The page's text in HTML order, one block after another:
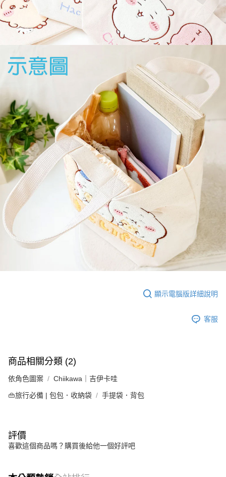
顯示電腦版詳細說明
客服
商品相關分類 (2)
依角色圖案 Chiikawa｜吉伊卡哇
👜旅行必備 | 包包．收納袋 手提袋．背包
評價
喜歡這個商品嗎？購買後給他一個好評吧